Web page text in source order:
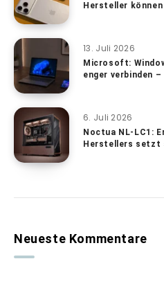
Hersteller
13. Juli 2026
Microsoft:
enger verbinden
6. Juli 2026
Noctua NL-LC1:
Herstellers setzt
Neueste Kommentare